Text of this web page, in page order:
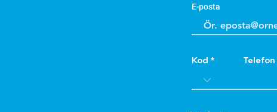
E-posta
Kod Telefon